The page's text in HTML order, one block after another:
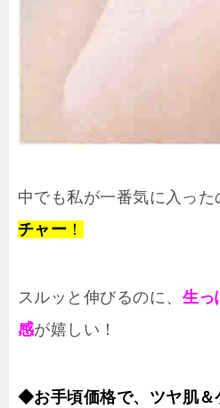
中でも私が一番気に入った
チャー ！
スルッと伸びるのに、 生っ
感が嬉しい！
◆お手頃価格で、ツヤ肌